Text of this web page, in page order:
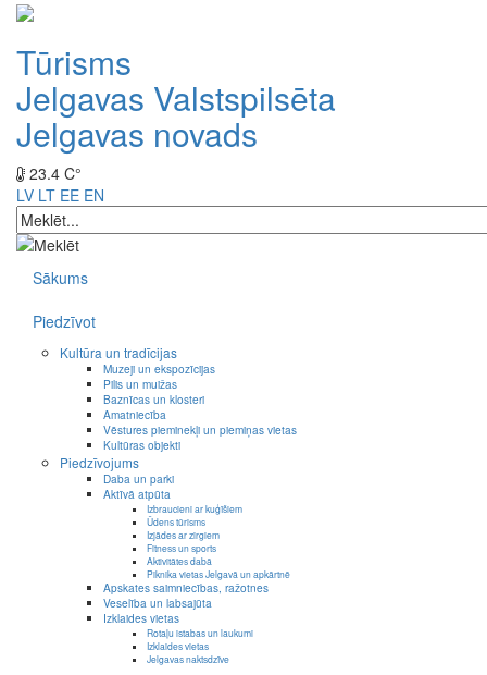
Tūrisms
Jelgavas Valstspilsēta
Jelgavas novads
23.4 C°
LV LT EE EN
Sākums
Piedzīvot
Kultūra un tradīcijas
Muzeji un ekspozīcijas
Pilis un muižas
Baznīcas un klosteri
Amatniecība
Vēstures pieminekļi un piemiņas vietas
Kultūras objekti
Piedzīvojums
Daba un parki
Aktīvā atpūta
Izbraucieni ar kuģīšiem
Ūdens tūrisms
Izjādes ar zirgiem
Fitness un sports
Aktivitātes dabā
Piknika vietas Jelgavā un apkārtnē
Apskates saimniecības, ražotnes
Veselība un labsajūta
Izklaides vietas
Rotaļu istabas un laukumi
Izklaides vietas
Jelgavas naktsdzīve